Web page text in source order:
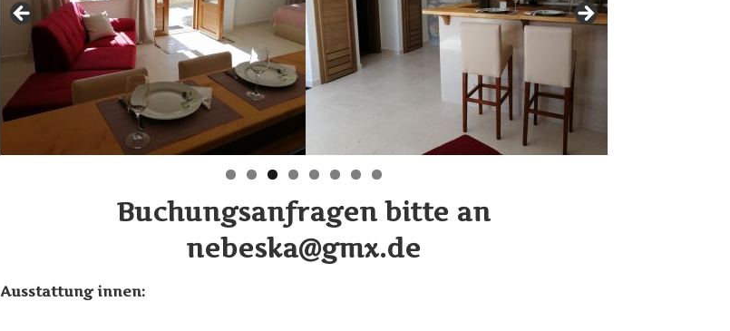
Buchungsanfragen bitte an
nebeska@gmx.de
Ausstattung innen: